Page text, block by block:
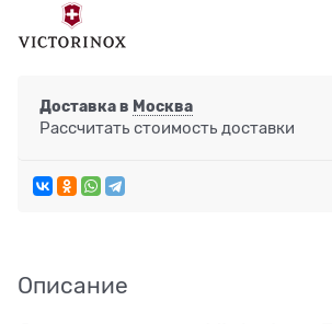
Доставка в Москва
Рассчитать стоимость доставки
Описание